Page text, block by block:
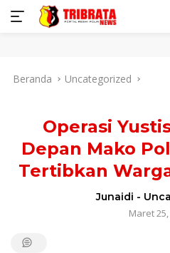
Beranda Uncategorized
Operasi
Depan Mako
Tertibkan
Junaidi -
Maret